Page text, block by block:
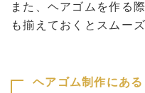
また、ヘアゴムを作る
も揃えておくとスムーズ
ヘアゴム制作にあ